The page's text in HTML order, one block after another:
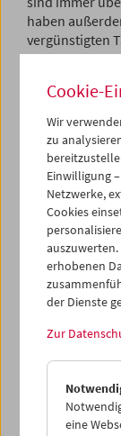
haben
vergünstigten
auch vom
möglich sein
Sie Tickets
beanspruchen.
Film
From March
part of the
subscription
celebrate
nonstop
be marked in
Cookie-
Wir
zu
Einwilligung
Netzwerke,
Cookies
erhobenen
der Dienste
Zur
eine